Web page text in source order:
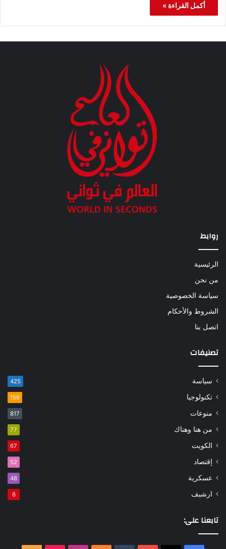
أكمل القراءة »
روابط
الرئيسية
من نحن
سياسة الخصوصية
الشروط والأحكام
اتصل بنا
تصنيفات
سياسة 425
تكنولوجيا 156
منوعات 817
من هنا وهناك 77
الكويت 67
إقتصاد 52
عسكرية 48
ارشيف 6
تابعنا على: